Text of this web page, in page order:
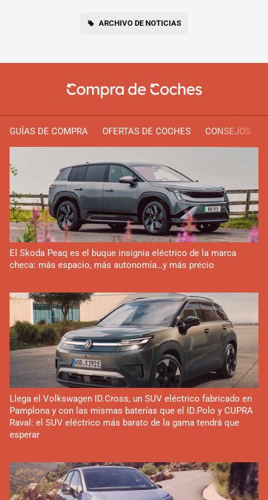
ARCHIVO DE NOTICIAS
GUÍAS DE COMPRA OFERTAS DE COCHES CONSEJOS
El Skoda Peaq es el buque insignia eléctrico de la marca
checa: más espacio, más autonomía…y más precio
Llega el Volkswagen ID.Cross, un SUV eléctrico fabricado en
Pamplona y con las mismas baterías que el ID.Polo y CUPRA
Raval: el SUV eléctrico más barato de la gama tendrá que
esperar